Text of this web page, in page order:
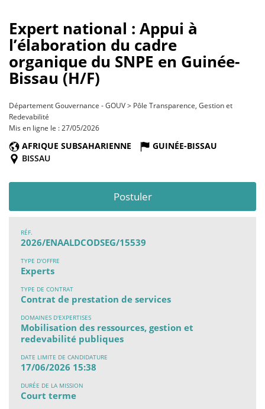
Expert national : Appui à
l’élaboration du cadre
organique du SNPE en Guinée-
Bissau (H/F)
Département Gouvernance - GOUV > Pôle Transparence, Gestion et
Redevabilité
Mis en ligne le : 27/05/2026
AFRIQUE SUBSAHARIENNE
GUINÉE-BISSAU
BISSAU
Postuler
RÉF.
2026/ENAALDCODSEG/15539
TYPE D'OFFRE
Experts
TYPE DE CONTRAT
Contrat de prestation de services
DOMAINES D'EXPERTISES
Mobilisation des ressources, gestion et
redevabilité publiques
DATE LIMITE DE CANDIDATURE
17/06/2026 15:38
DURÉE DE LA MISSION
Court terme